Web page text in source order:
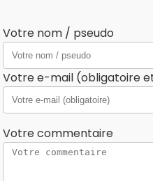
Votre nom / pseudo
Votre e-mail (obligatoire
Votre commentaire